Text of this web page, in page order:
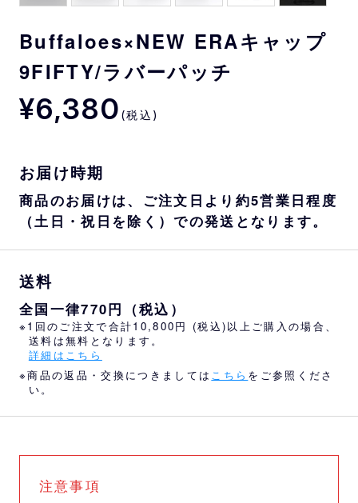
Buffaloes×NEW ERAキャップ
9FIFTY/ラバーパッチ
¥6,380 (税込)
お届け時期
商品のお届けは、ご注文日より約5営業日程度
（土日・祝日を除く）での発送となります。
送料
全国一律770円（税込）
※1回のご注文で合計10,800円 (税込)以上ご購入の場合、
送料は無料となります。
詳細はこちら
※商品の返品・交換につきましては こちら をご参照くださ
い。
注意事項